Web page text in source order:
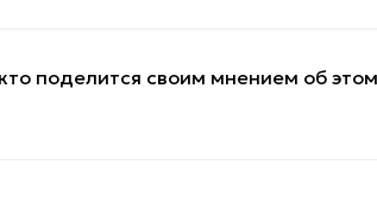
поделится своим мнением об этом